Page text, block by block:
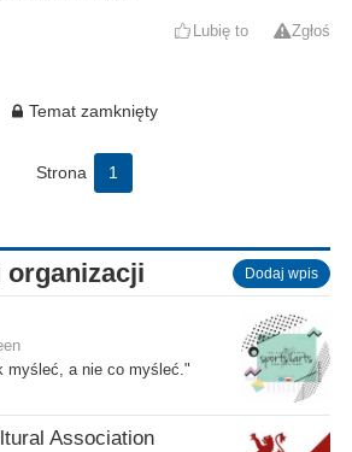
Lubię to Zgłoś
Temat zamknięty
Strona 1
Dodaj wpis
myśleć, a nie co myśleć."
Association